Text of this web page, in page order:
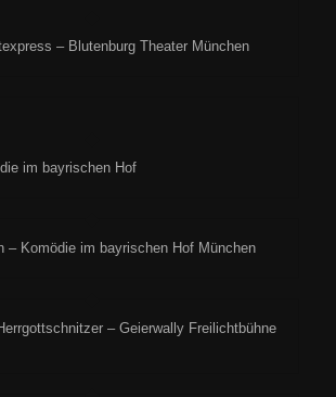
– Blutenburg Theater München
im bayrischen Hof
– Komödie im bayrischen Hof München
– Geierwally Freilichtbühne